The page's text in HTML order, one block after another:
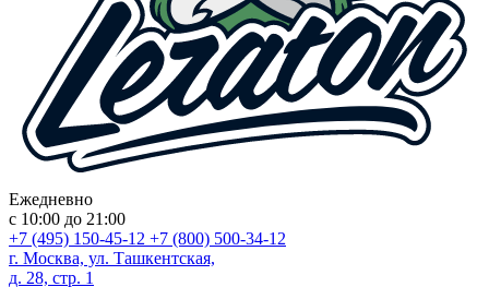
Ежедневно
с 10:00 до 21:00
+7 (495) 150-45-12 +7 (800) 500-34-12
г. Москва, ул. Ташкентская,
д. 28, стр. 1